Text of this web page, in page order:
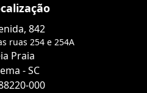
842
ruas 254 e 254A
Praia
- SC
000